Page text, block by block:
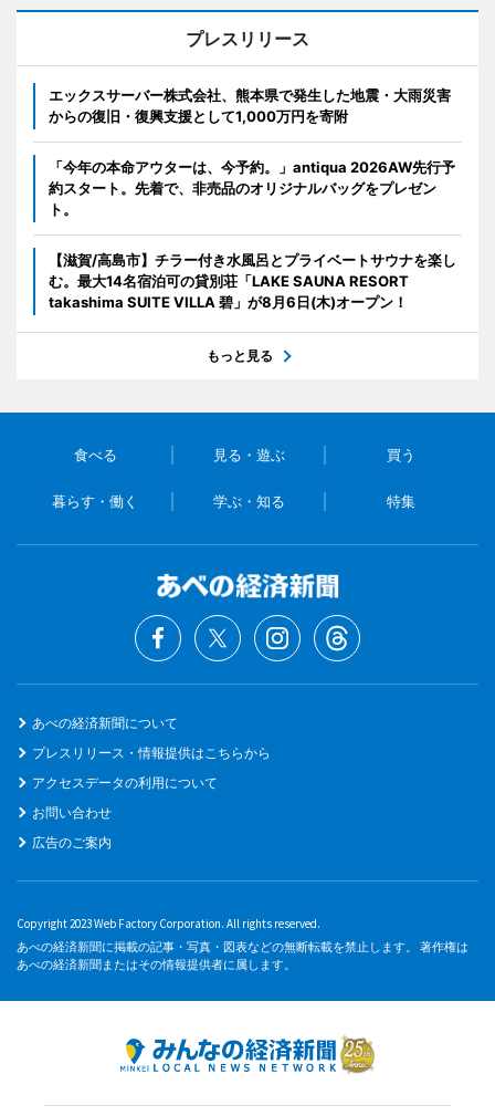
プレスリリース
エックスサーバー株式会社、熊本県で発生した地震・大雨災害
からの復旧・復興支援として1,000万円を寄附
「今年の本命アウターは、今予約。」antiqua 2026AW先行予
約スタート。先着で、非売品のオリジナルバッグをプレゼン
ト。
【滋賀/高島市】チラー付き水風呂とプライベートサウナを楽し
む。最大14名宿泊可の貸別荘「LAKE SAUNA RESORT
takashima SUITE VILLA 碧」が8月6日(木)オープン！
もっと見る
食べる 見る・遊ぶ 買う
暮らす・働く 学ぶ・知る 特集
あべの経済新聞について
プレスリリース・情報提供はこちらから
アクセスデータの利用について
お問い合わせ
広告のご案内
Copyright 2023 Web Factory Corporation. All rights reserved.
あべの経済新聞に掲載の記事・写真・図表などの無断転載を禁止します。 著作権は
あべの経済新聞またはその情報提供者に属します。